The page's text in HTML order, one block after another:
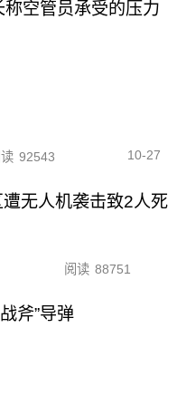
空管员承受的压力
92543 10-27
无人机袭击致2人死
阅读 88751
斧”导弹